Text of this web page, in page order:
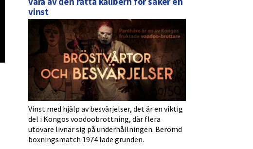
vinst
Vinst med hjälp av besvärjelser, det är en viktig
del i Kongos voodoobrottning, där flera
utövare livnär sig på underhållningen. Berömd
boxningsmatch 1974 lade grunden.